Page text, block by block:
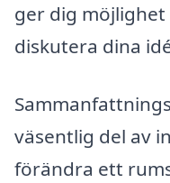
ger dig
diskutera dina
väsentlig del av
förändra ett